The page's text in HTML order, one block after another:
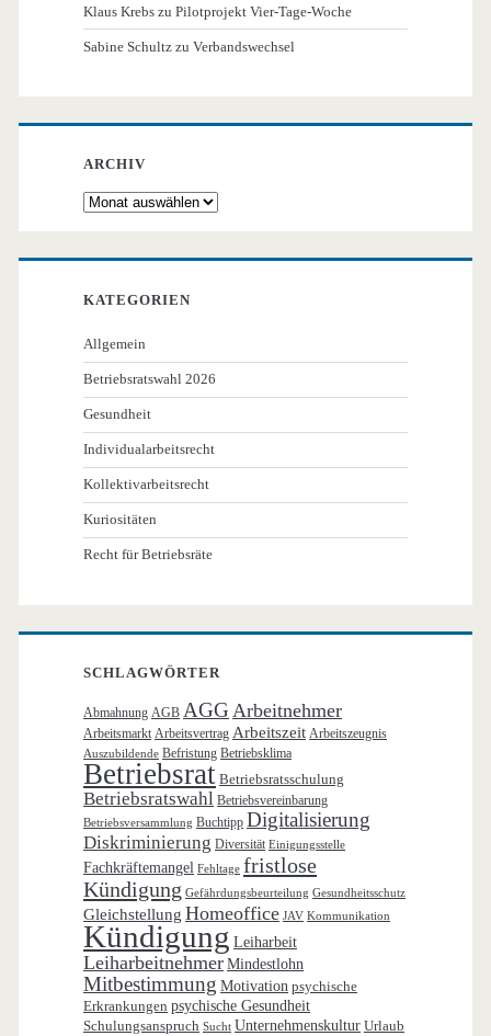
Klaus Krebs zuPilotprojekt Vier-Tage-Woche
Sabine Schultz zuVerbandswechsel
ARCHIV
Archiv
KATEGORIEN
Allgemein
Betriebsratswahl 2026
Gesundheit
Individualarbeitsrecht
Kollektivarbeitsrecht
Kuriositäten
Recht für Betriebsräte
SCHLAGWÖRTER
Abmahnung AGB AGG Arbeitnehmer
Arbeitsmarkt Arbeitsvertrag Arbeitszeit Arbeitszeugnis
Auszubildende Befristung Betriebsklima
Betriebsrat Betriebsratsschulung
Betriebsratswahl Betriebsvereinbarung
Betriebsversammlung Buchtipp Digitalisierung
Diskriminierung Diversität Einigungsstelle
Fachkräftemangel Fehltage fristlose
Kündigung Gefährdungsbeurteilung Gesundheitsschutz
Gleichstellung Homeoffice JAV Kommunikation
Kündigung Leiharbeit
Leiharbeitnehmer Mindestlohn
Mitbestimmung Motivation psychische
Erkrankungen psychische Gesundheit
Schulungsanspruch Sucht Unternehmenskultur Urlaub